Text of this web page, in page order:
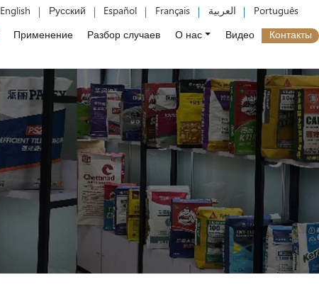
English Русский Español Français العربية
Português
Применение Разбор случаев О нас Видео Контакты